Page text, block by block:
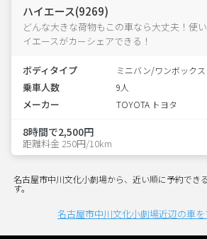
ハイエース(9269)
どんな大きな荷物もこの車なら大丈夫！使
イエースがカーシェアできる！
ボディタイプ ミニバン/ワンボックス
乗車人数 9人
メーカー TOYOTA トヨタ
8時間で2,500円
距離料金 250円/10km
名古屋市中川文化小劇場から、近い順に予約でき
す。
名古屋市中川文化小劇場近辺の車